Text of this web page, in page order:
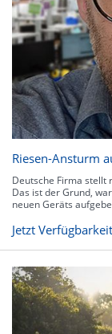
Riesen-Ansturm
Deutsche Firma stellt
Das ist der Grund,
neuen Geräts
Jetzt